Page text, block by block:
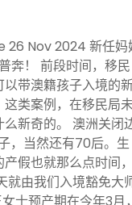
26 Nov 2024 新任妈
奔！ 前段时间，移民
带澳籍孩子入境的
类案例，在移民局
新奇的。 澳洲关闭
，当然还有70后。生
假也就那么点时间，
就由我们入境豁免大
士预产期在今年3月，